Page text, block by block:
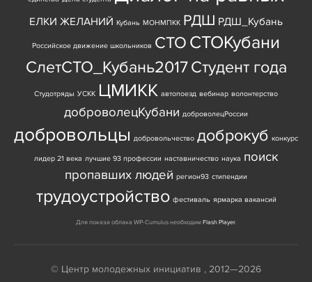
ЕЛКИ ЖЕЛАНИЙ Кубань МОНМПКК РДШ РДШ_Кубань
Российское движение школьников СТО СТОКубани
СлетСТО_Кубань2017Студент года
Студотряды УСКК ЦМИКК автопоезд вебинар волонтерство
доброволецКубани доброволецРоссии
добровольцы добровольчество доброкуб конкурс
лидер 21 века лучшие 93 профессии наставничество наука поиск
пропавших людей регион93 стипендии
трудоустройство фестиваль ярмарка вакансий
Для показа облака WP-Cumulus необходим Flash Player.
© Центр молодежных инициатив , 2012—2026